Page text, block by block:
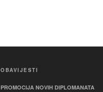
OBAVIJESTI
PROMOCIJA NOVIH DIPLOMANATA